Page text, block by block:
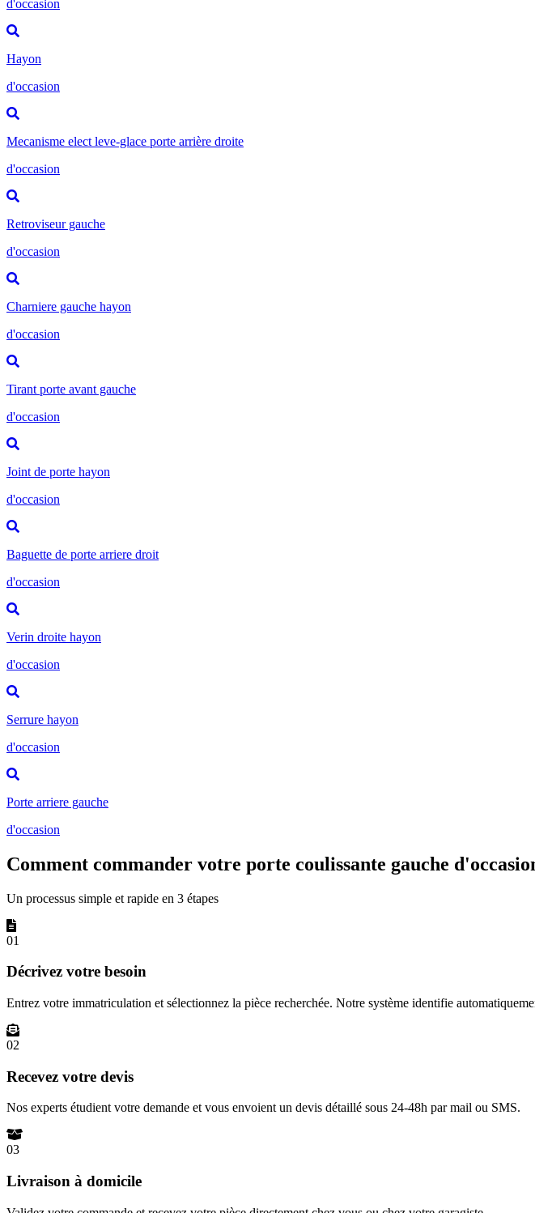
d'occasion
Hayon
d'occasion
Mecanisme elect leve-glace porte arrière droite
d'occasion
Retroviseur gauche
d'occasion
Charniere gauche hayon
d'occasion
Tirant porte avant gauche
d'occasion
Joint de porte hayon
d'occasion
Baguette de porte arriere droit
d'occasion
Verin droite hayon
d'occasion
Serrure hayon
d'occasion
Porte arriere gauche
d'occasion
Comment commander votre porte coulissante gauche
Un processus simple et rapide en 3 étapes
01
Décrivez votre besoin
Entrez votre immatriculation et sélectionnez la pièce recherchée. Notre système identifie
02
Recevez votre devis
Nos experts étudient votre demande et vous envoient un devis détaillé sous 24-48h par mail ou SMS.
03
Livraison à domicile